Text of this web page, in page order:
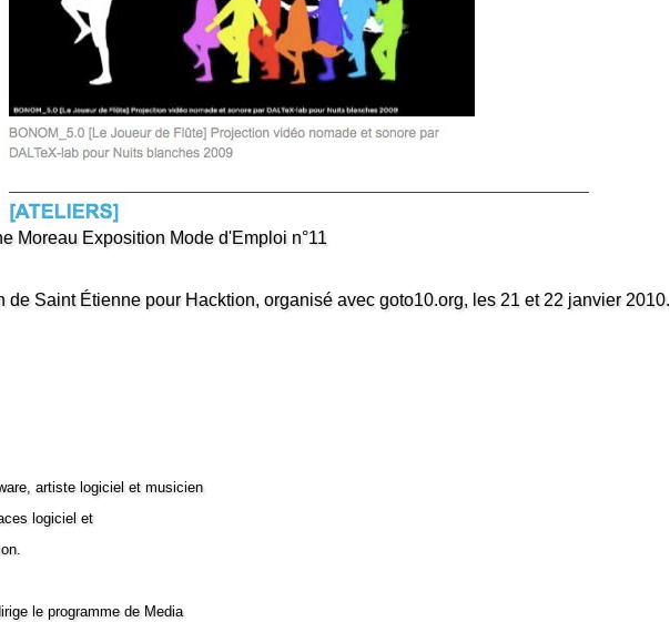
Moreau Exposition Mode d'Emploi n°11
Saint Étienne pour Hacktion, organisé avec goto10.org, les 21 et 22 janvier 2010.
artiste logiciel et musicien
logiciel et
le programme de Media